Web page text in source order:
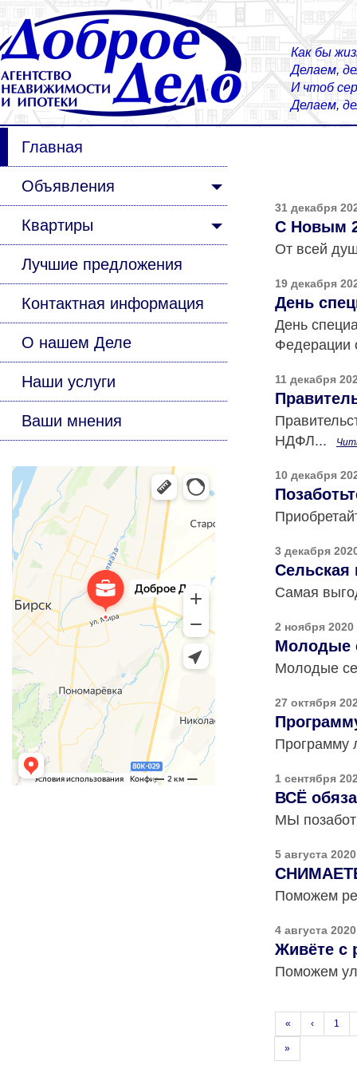
Как бы
Делаем,
И чтоб
Делаем,
Главная
Объявления
Квартиры
Лучшие предложения
Контактная информация
О нашем Деле
Наши услуги
Ваши мнения
31 декабря
С Новым
От всей
19 декабря
День
День
Федерации
11 декабря
НДФЛ...
10 декабря
3 декабря
Сельская
Самая
2 ноября 2020
Молодые
Молодые
27 октября
Программу
1 сентября
ВСЁ
МЫ
5 августа 2020
Поможем
4 августа 2020
Живёте с
Поможем
« ‹ 1
»